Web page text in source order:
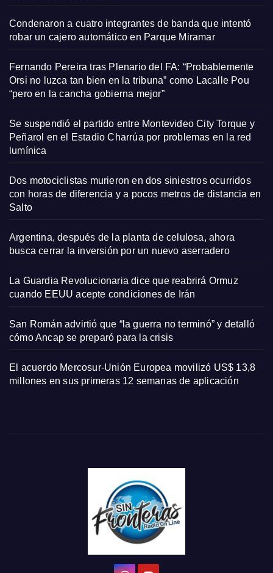
Condenaron a cuatro integrantes de banda que intentó
robar un cajero automático en Parque Miramar
Fernando Pereira tras Plenario del FA: “Probablemente
Orsi no luzca tan bien en la tribuna” como Lacalle Pou
“pero en la cancha gobierna mejor”
Se suspendió el partido entre Montevideo City Torque y
Peñarol en el Estadio Charrúa por problemas en la red
lumínica
Dos motociclistas murieron en dos siniestros ocurridos
con horas de diferencia y a pocos metros de distancia en
Salto
Argentina, después de la planta de celulosa, ahora
busca cerrar la inversión por un nuevo aserradero
La Guardia Revolucionaria dice que reabrirá Ormuz
cuando EEUU acepte condiciones de Irán
San Román advirtió que “la guerra no terminó” y detalló
cómo Ancap se preparó para la crisis
El acuerdo Mercosur-Unión Europea movilizó US$ 13,8
millones en sus primeras 12 semanas de aplicación